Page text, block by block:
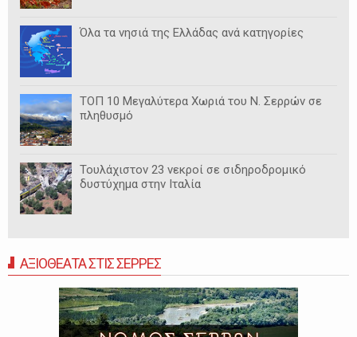
Όλα τα νησιά της Ελλάδας ανά κατηγορίες
ΤΟΠ 10 Μεγαλύτερα Χωριά του Ν. Σερρών σε
πληθυσμό
Τουλάχιστον 23 νεκροί σε σιδηροδρομικό
δυστύχημα στην Ιταλία
ΑΞΙΟΘΕΑΤΑ ΣΤΙΣ ΣΕΡΡΕΣ